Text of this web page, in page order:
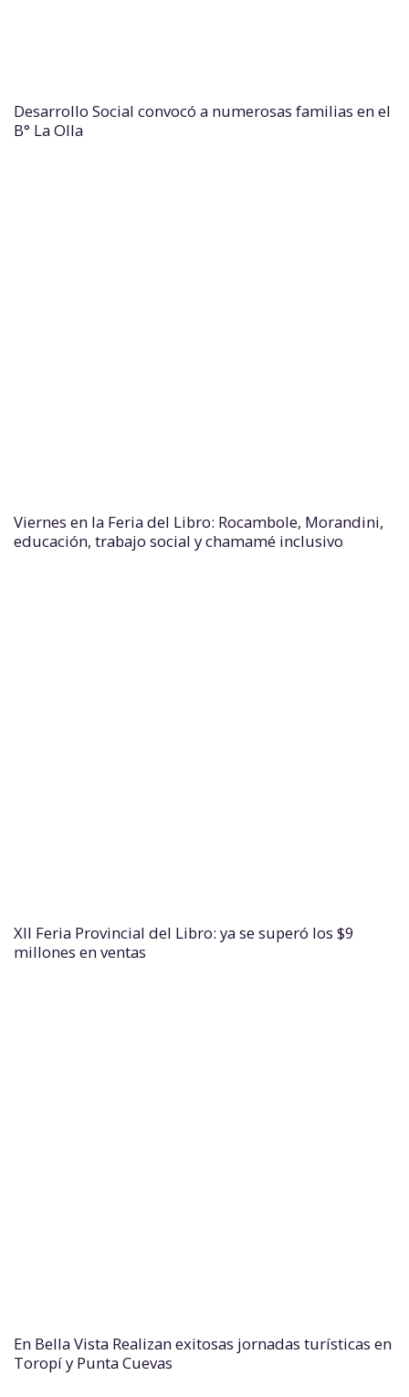
Desarrollo Social convocó a numerosas familias en el
B° La Olla
Viernes en la Feria del Libro: Rocambole, Morandini,
educación, trabajo social y chamamé inclusivo
XII Feria Provincial del Libro: ya se superó los $9
millones en ventas
En Bella Vista Realizan exitosas jornadas turísticas en
Toropí y Punta Cuevas